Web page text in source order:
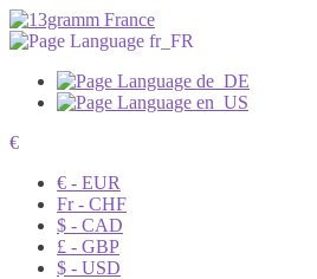
€
€ - EUR
Fr - CHF
$ - CAD
£ - GBP
$ - USD